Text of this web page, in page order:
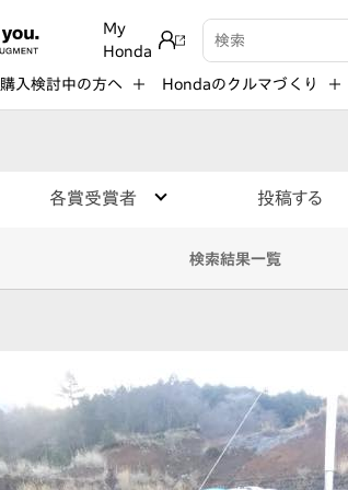
My
Honda
検索キーワード入力
購入検討中の方へ Hondaのクルマづくり
各賞受賞者 投稿する
検索結果一覧